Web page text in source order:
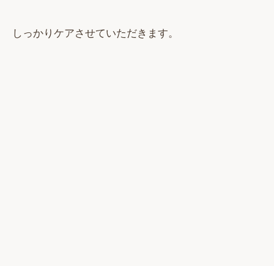
しっかりケアさせていただきます。